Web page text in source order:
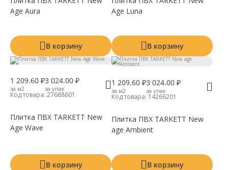
Показать все
Age Aura
В корзину
Age Luna
В корзину
1 209.60 ₽
за м2
3 024.00 ₽
за упак
Код товара: 27688601
Плитка ПВХ TARKETT New
Age Wave
В корзину
1 209.60 ₽
за м2
3 024.00 ₽
за упак
Код товара: 14266201
Плитка ПВХ TARKETT New
age Ambient
В корзину